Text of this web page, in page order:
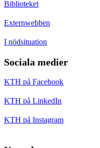
Biblioteket
Externwebben
I nödsituation
Sociala medier
KTH på Facebook
KTH på LinkedIn
KTH på Instagram